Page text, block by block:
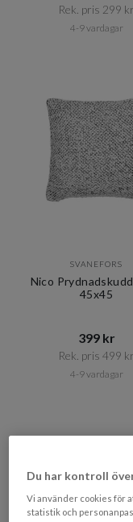
Rek. pris 299 kr​​
4-9 vardagar
SVANEFORS
Nico
45x45
399 kr​​
Rek. pris 499 kr​​
4-9 vardagar
Du har kontroll
Vi använder cookies för
statistik och